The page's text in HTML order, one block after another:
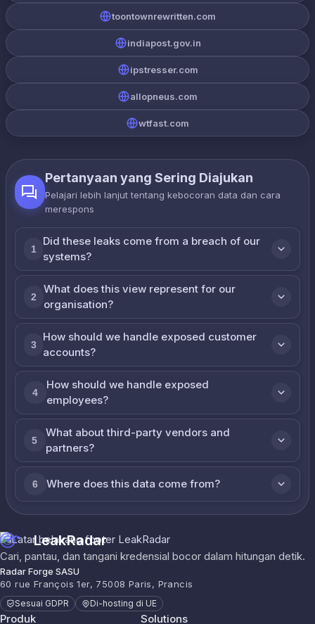
toontownrewritten.com
indiapost.gov.in
ipstresser.com
allopneus.com
wtfast.com
Pertanyaan yang Sering Diajukan
Pelajari lebih lanjut tentang kebocoran data dan cara
merespons
1
Did these leaks come from a breach of our
systems?
2
What does this view represent for our
organisation?
3
How should we handle exposed customer
accounts?
4
How should we handle exposed
employees?
5
What about third-party vendors and
partners?
6 Where does this data come from?
LeakRadar
Cari, pantau, dan tangani kredensial bocor dalam hitungan detik.
Radar Forge SASU
60 rue François 1er, 75008 Paris, Prancis
Sesuai GDPR Di-hosting di UE
Produk Solutions